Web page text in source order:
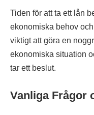
Tiden för att ta ett lån
ekonomiska behov
viktigt att göra en
ekonomiska situation
tar ett beslut.
Vanliga Frågor